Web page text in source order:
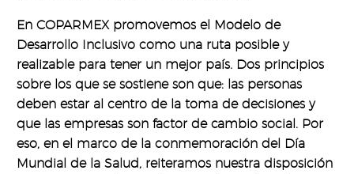
En COPARMEX promovemos el Modelo de
Desarrollo Inclusivo como una ruta posible y
realizable para tener un mejor país. Dos principios
sobre los que se sostiene son que: las personas
deben estar al centro de la toma de decisiones y
que las empresas son factor de cambio social. Por
eso, en el marco de la conmemoración del Día
Mundial de la Salud, reiteramos nuestra disposición